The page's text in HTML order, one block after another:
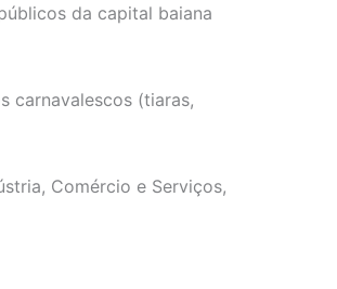
da capital baiana
carnavalescos (tiaras,
Comércio e Serviços,